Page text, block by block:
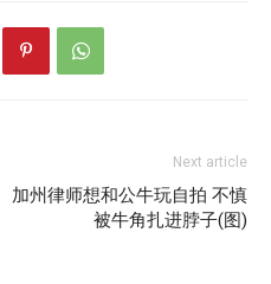
Next article
加州律师想和公牛玩自拍 不慎
被牛角扎进脖子(图)